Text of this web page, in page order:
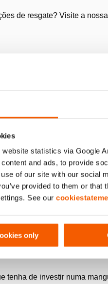
statistics via Google
and ads, to provide
of our site with our social
provided to them or
See our
only
de resgate? Visite a nossa
que vem numa mala
acionada através de
de 6,7 kg.
a ferramenta em
duas pessoas para
e discreta.
controlar facilmente o fluxo
tenha de investir numa